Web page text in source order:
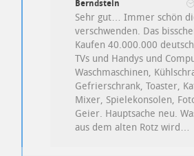
Berndstein
Sehr gut… Immer schön
verschwenden. Das
Kaufen 40.000.000
TVs und Handys und
Waschmaschinen,
Gefrierschrank, Toaster,
Mixer, Spielekonsolen,
Geier. Hauptsache neu.
aus dem alten Rotz wird…